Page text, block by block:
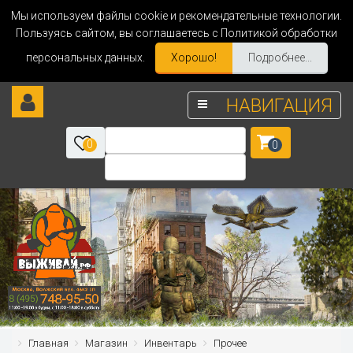
Мы используем файлы cookie и рекомендательные технологии.
Пользуясь сайтом, вы соглашаетесь с Политикой обработки
персональных данных.
Хорошо! Подробнее...
НАВИГАЦИЯ
0 0
Главная Магазин Инвентарь Прочее